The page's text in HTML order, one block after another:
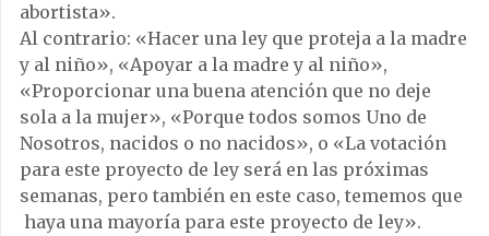
abortista».
Al contrario: «Hacer una ley que proteja a la madre
y al niño», «Apoyar a la madre y al niño»,
«Proporcionar una buena atención que no deje
sola a la mujer», «Porque todos somos Uno de
Nosotros, nacidos o no nacidos», o «La votación
para este proyecto de ley será en las próximas
semanas, pero también en este caso, tememos que
haya una mayoría para este proyecto de ley».